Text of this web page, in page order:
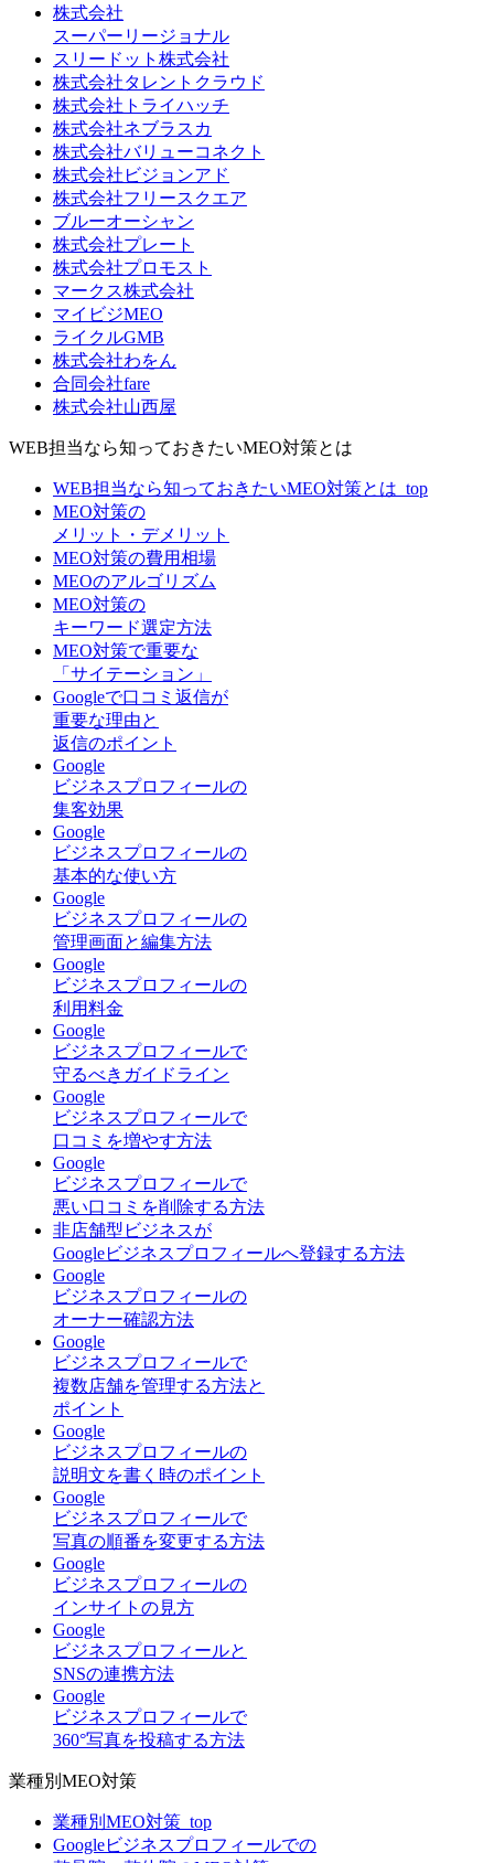
株式会社
スーパーリージョナル
スリードット株式会社
株式会社タレントクラウド
株式会社トライハッチ
株式会社ネブラスカ
株式会社バリューコネクト
株式会社ビジョンアド
株式会社フリースクエア
ブルーオーシャン
株式会社プレート
株式会社プロモスト
マークス株式会社
マイビジMEO
ライクルGMB
株式会社わをん
合同会社fare
株式会社山西屋
WEB担当なら知っておきたいMEO対策とは
WEB担当なら知っておきたいMEO対策とは_top
MEO対策の
メリット・デメリット
MEO対策の費用相場
MEOのアルゴリズム
MEO対策の
キーワード選定方法
MEO対策で重要な
「サイテーション」
Googleで口コミ返信が
重要な理由と
返信のポイント
Google
ビジネスプロフィールの
集客効果
Google
ビジネスプロフィールの
基本的な使い方
Google
ビジネスプロフィールの
管理画面と編集方法
Google
ビジネスプロフィールの
利用料金
Google
ビジネスプロフィールで
守るべきガイドライン
Google
ビジネスプロフィールで
口コミを増やす方法
Google
ビジネスプロフィールで
悪い口コミを削除する方法
非店舗型ビジネスが
Googleビジネスプロフィールへ登録する方法
Google
ビジネスプロフィールの
オーナー確認方法
Google
ビジネスプロフィールで
複数店舗を管理する方法と
ポイント
Google
ビジネスプロフィールの
説明文を書く時のポイント
Google
ビジネスプロフィールで
写真の順番を変更する方法
Google
ビジネスプロフィールの
インサイトの見方
Google
ビジネスプロフィールと
SNSの連携方法
Google
ビジネスプロフィールで
360°写真を投稿する方法
業種別MEO対策
業種別MEO対策_top
Googleビジネスプロフィールでの